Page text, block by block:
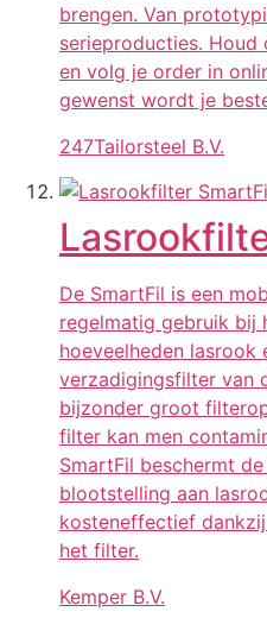
brengen. Van
serieproducties.
en volg je order in
gewenst wordt je
247Tailorsteel B.V.
De SmartFil is een
regelmatig gebruik bij
hoeveelheden lasrook
verzadigingsfilter van
bijzonder groot
filter kan men
SmartFil beschermt
blootstelling aan
kosteneffectief
het filter.
Kemper B.V.